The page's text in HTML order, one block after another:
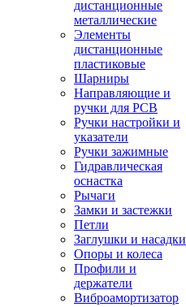
дистанционные
металлические
Элементы
дистанционные
пластиковые
Шарниры
Направляющие и
ручки для PCB
Ручки настройки и
указатели
Ручки зажимные
Гидравлическая
оснастка
Рычаги
Замки и застежки
Петли
Заглушки и насадки
Опоры и колеса
Профили и
держатели
Виброамортизатор